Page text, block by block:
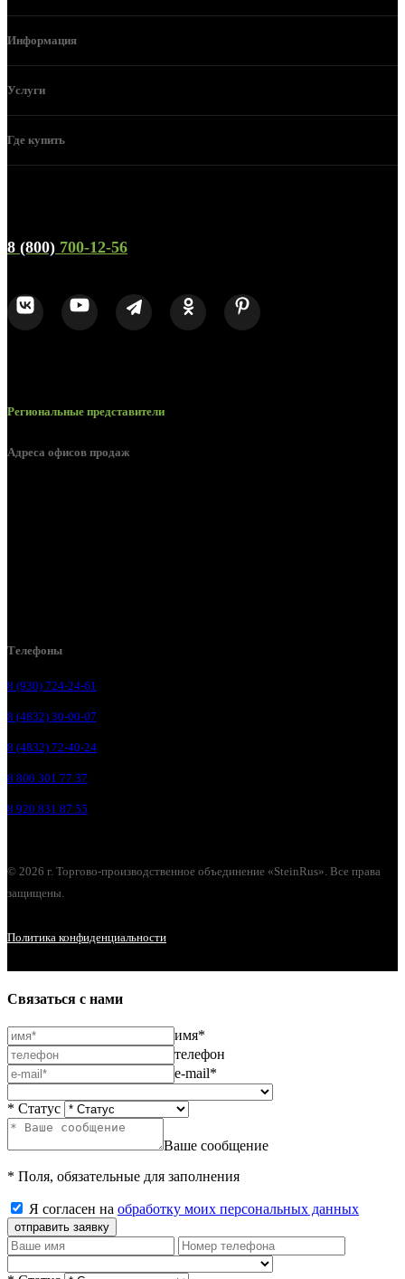
Информация
Услуги
Где купить
8 (800) 700-12-56
Региональные представители
Адреса офисов продаж
Телефоны
8 (930) 724-24-61
8 (4832) 30-00-07
8 (4832) 72-40-24
8 800 301 77 37
8 920 831 87 55
© 2026 г. Торгово-производственное объединение «SteinRus». Все права
защищены.
Политика конфиденциальности
Связаться с нами
имя*
телефон
e-mail*
* Статус
Ваше сообщение
* Поля, обязательные для заполнения
Я согласен на обработку моих персональных данных
отправить заявку